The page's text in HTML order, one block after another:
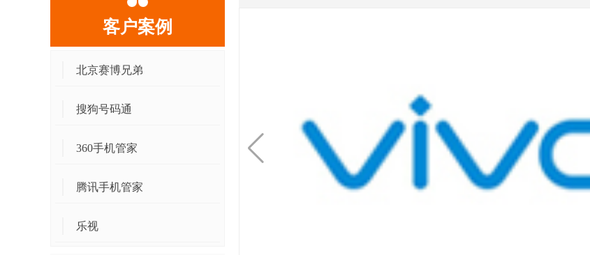
客户案例
北京赛博兄弟
搜狗号码通
360手机管家
腾讯手机管家
乐视